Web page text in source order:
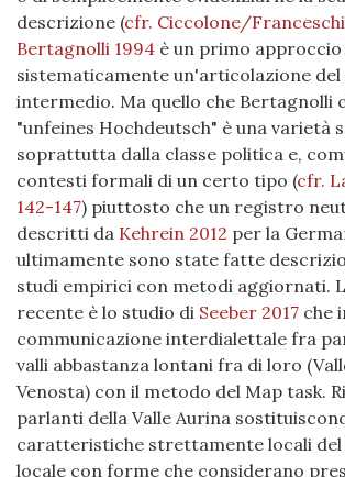
descrizione (cfr. Ciccolone/
Bertagnolli 1994 è un primo
sistematicamente un'articolazione
intermedio. Ma quello che Bertagnolli
"unfeines Hochdeutsch" è una varietà
soprattutta dalla classe politica e,
contesti formali di un certo tipo (cfr.
142-147) piuttosto che un registro
descritti da Kehrein 2012 per la
ultimamente sono state fatte
studi empirici con metodi aggiornati.
recente è lo studio di Seeber 2017 che
communicazione interdialettale fra
valli abbastanza lontani fra di loro
Venosta) con il metodo del Map task.
parlanti della Valle Aurina
caratteristiche strettamente locali
locale con forme che considerano